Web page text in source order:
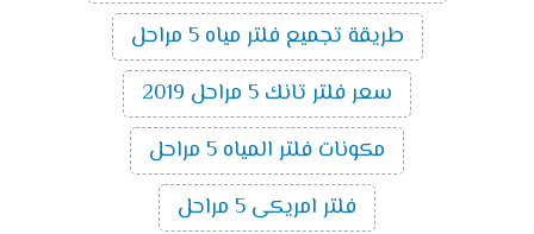
طريقة تجميع فلتر مياه 5 مراحل
سعر فلتر تانك 5 مراحل 2019
مكونات فلتر المياه 5 مراحل
فلتر امريكى 5 مراحل